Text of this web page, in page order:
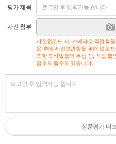
평가 제목
사진 첨부
사진업로드 시, 카메라로 직접촬
은 후에 사진보관함을 통해 업로드
또한 모바일웹의 특성 상, 직접 촬
업로드 될수도 있습니다.
상품평가 더